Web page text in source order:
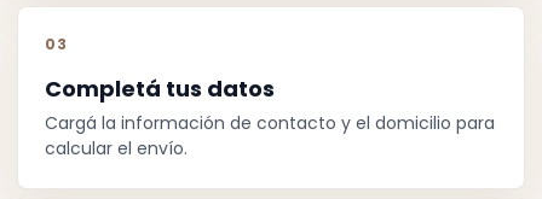
03
Completá tus datos
Cargá la información de contacto y el domicilio para
calcular el envío.